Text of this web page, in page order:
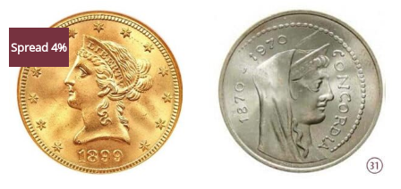
Spread 4%